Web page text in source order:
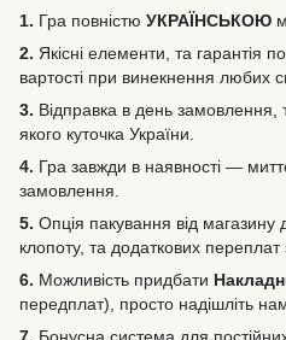
1. Гра повністю УКРАЇНСЬКОЮ
2. Якісні елементи, та гарантія
вартості при винекнення любих
3. Відправка в день замовлення,
якого куточка України.
4. Гра завжди в наявності —
замовлення.
5. Опція пакування від магазину
клопоту, та додаткових переплат
6. Можливість придбати
передплат), просто надішліть